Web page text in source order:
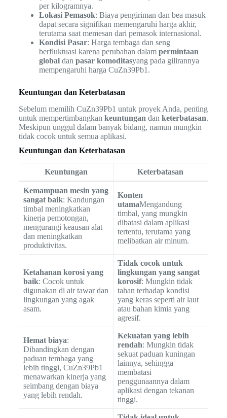
per kilogramnya.
Lokasi Pemasok: Biaya pengiriman dan bea masuk
dapat secara signifikan memengaruhi harga akhir,
terutama saat memesan dari pemasok internasional.
Kondisi Pasar: Harga tembaga dan seng
berfluktuasi karena perubahan dalam permintaan
globaldan pasar komoditasyang pada gilirannya
mempengaruhi harga CuZn39Pb1.
Keuntungan dan Keterbatasan
Sebelum memilih CuZn39Pb1 untuk proyek Anda, penting
untuk mempertimbangkan keuntungan dan keterbatasan.
Meskipun unggul dalam banyak bidang, namun mungkin
tidak cocok untuk semua aplikasi.
Keuntungan dan Keterbatasan
Keuntungan Keterbatasan
Kemampuan mesin yang
sangat baik: Kandungan
timbal meningkatkan
kinerja pemotongan,
mengurangi keausan alat
dan meningkatkan
produktivitas.
Konten
utamaMengandung
timbal, yang mungkin
dibatasi dalam aplikasi
tertentu, terutama yang
melibatkan air minum.
Ketahanan korosi yang
baik: Cocok untuk
digunakan di air tawar dan
lingkungan yang agak
asam.
Tidak cocok untuk
lingkungan yang sangat
korosif: Mungkin tidak
tahan terhadap kondisi
yang keras seperti air laut
atau bahan kimia yang
agresif.
Hemat biaya:
Dibandingkan dengan
paduan tembaga yang
lebih tinggi, CuZn39Pb1
menawarkan kinerja yang
seimbang dengan biaya
yang lebih rendah.
Kekuatan yang lebih
rendah: Mungkin tidak
sekuat paduan kuningan
lainnya, sehingga
membatasi
penggunaannya dalam
aplikasi dengan tekanan
tinggi.